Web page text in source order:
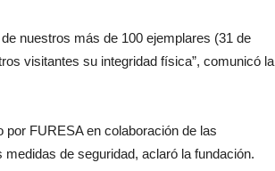
nuestros más de 100 ejemplares (31 de
visitantes su integridad física”, comunicó la
por FURESA en colaboración de las
de seguridad, aclaró la fundación.